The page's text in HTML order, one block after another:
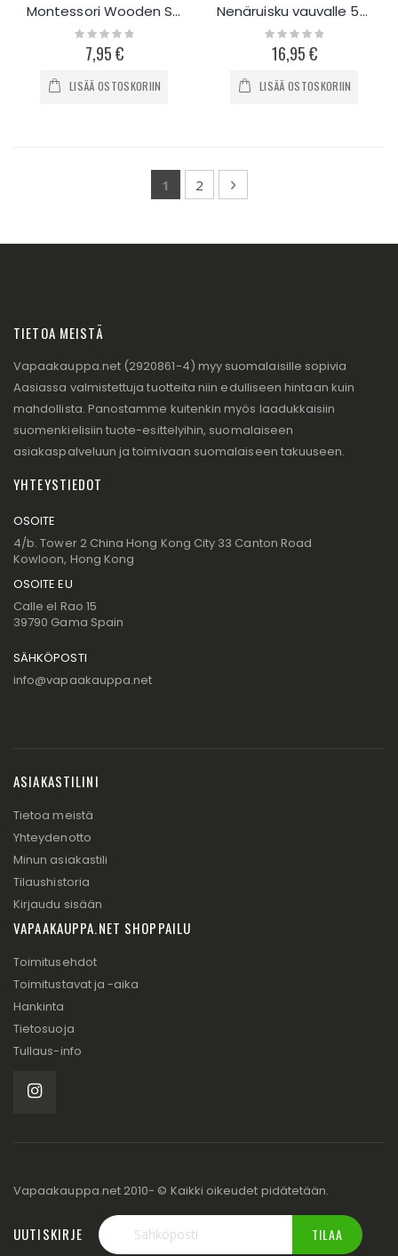
Montessori Wooden Sorting Stacking
Rating:
0%7,95 €
LISÄÄ OSTOSKORIIN
Nenäruisku vauvalle 5kpl
Rating:
0%
16,95 €
LISÄÄ OSTOSKORIIN
You're currently reading page
1 Page
2 Page
Seuraava
TIETOA MEISTÄ
Vapaakauppa.net (2920861-4) myy suomalaisille sopivia
Aasiassa valmistettuja tuotteita niin edulliseen hintaan kuin
mahdollista. Panostamme kuitenkin myös laadukkaisiin
suomenkielisiin tuote-esittelyihin, suomalaiseen
asiakaspalveluun ja toimivaan suomalaiseen takuuseen.
YHTEYSTIEDOT
OSOITE
4/b. Tower 2 China Hong Kong City 33 Canton Road
Kowloon, Hong Kong
OSOITE EU
Calle el Rao 15
39790 Gama Spain
SÄHKÖPOSTI
info@vapaakauppa.net
ASIAKASTILINI
Tietoa meistä
Yhteydenotto
Minun asiakastili
Tilaushistoria
Kirjaudu sisään
VAPAAKAUPPA.NET SHOPPAILU
Toimitusehdot
Toimitustavat ja -aika
Hankinta
Tietosuoja
Tullaus-info
Vapaakauppa.net 2010- © Kaikki oikeudet pidätetään.
UUTISKIRJE TILAA